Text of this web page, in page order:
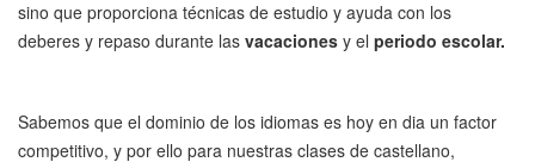
sino que proporciona técnicas de estudio y ayuda con los
deberes y repaso durante las vacaciones y el periodo escolar.
Sabemos que el dominio de los idiomas es hoy en dia un factor
competitivo, y por ello para nuestras clases de castellano,